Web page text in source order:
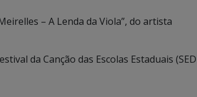
– A Lenda da Viola”, do artista
da Canção das Escolas Estaduais (SED